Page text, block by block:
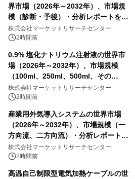
界市場（2026年～2032年）、市場規
模（診断・予後）・分析レポートを発
表
株式会社マーケットリサーチセンター
2時間前
0.9% 塩化ナトリウム注射液の世界市
場（2026年～2032年）、市場規模
（100ml、250ml、500ml、その
他）・分析レポートを発表
株式会社マーケットリサーチセンター
2時間前
産業用外気導入システムの世界市場
（2026年～2032年）、市場規模（一
方向流、二方向流）・分析レポートを
発表
株式会社マーケットリサーチセンター
2時間前
高温自己制限型電気加熱ケーブルの世